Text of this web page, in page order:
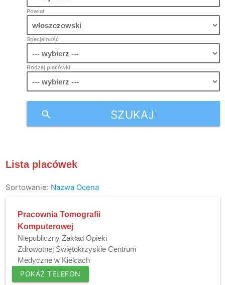
Powiat
Specjalność
Rodzaj placówki
SZUKAJ
search
Lista placówek
Sortowanie: Nazwa Ocena
Pracownia Tomografii
Komputerowej
Niepubliczny Zakład Opieki
Zdrowotnej Świętokrzyskie Centrum
Medyczne w Kielcach
POKAŻ TELEFON